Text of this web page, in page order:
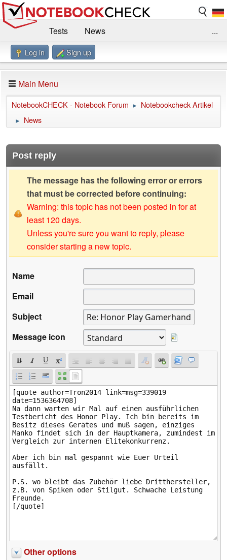
Tests
News
Benchmarks / Technik
Forum
Impressum
...
Log in Sign up
Main Menu
NotebookCHECK - Notebook Forum ► Notebookcheck Artikel
► News
Post reply
The message has the following error or errors
that must be corrected before continuing:
Warning: this topic has not been posted in for at
least 120 days.
Unless you're sure you want to reply, please
consider starting a new topic.
Name
Email
Subject
Message icon
Other options